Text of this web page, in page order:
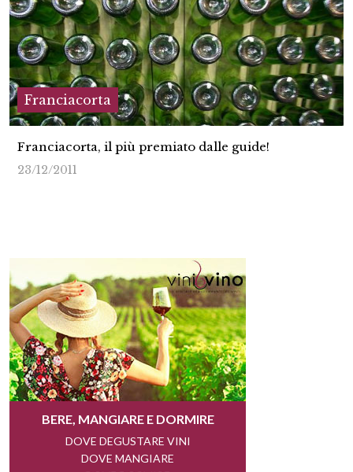
Franciacorta
Franciacorta, il più premiato dalle guide!
23/12/2011